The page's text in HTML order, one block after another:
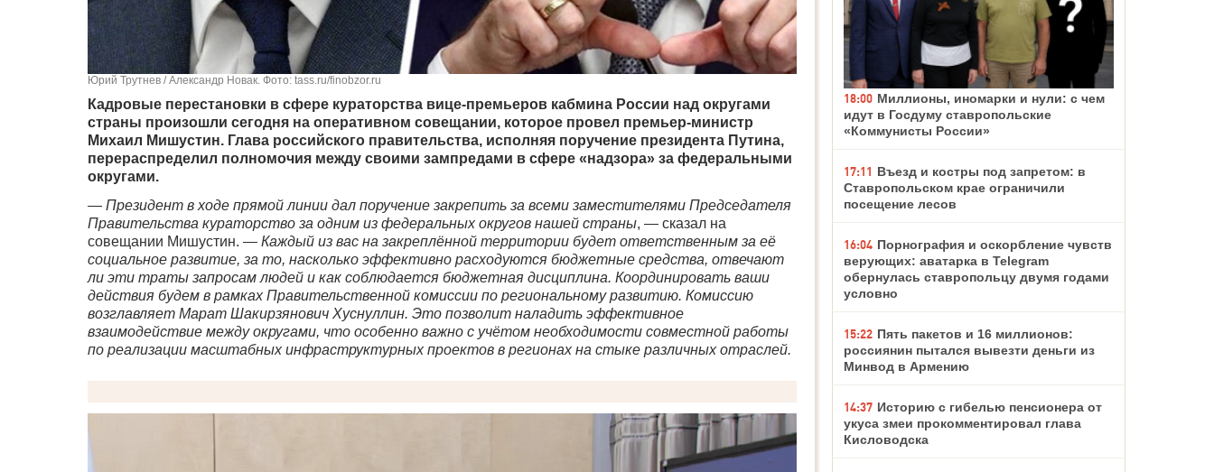
Юрий Трутнев / Александр Новак. Фото: tass.ru/finobzor.ru
Кадровые перестановки в сфере кураторства вице-премьеров кабмина России над округами
страны произошли сегодня на оперативном совещании, которое провел премьер-министр
Михаил Мишустин. Глава российского правительства, исполняя поручение президента Путина,
перераспределил полномочия между своими зампредами в сфере «надзора» за федеральными
округами.
— Президент в ходе прямой линии дал поручение закрепить за всеми заместителями Председателя
Правительства кураторство за одним из федеральных округов нашей страны, — сказал на
совещании Мишустин. — Каждый из вас на закреплённой территории будет ответственным за её
социальное развитие, за то, насколько эффективно расходуются бюджетные средства, отвечают
ли эти траты запросам людей и как соблюдается бюджетная дисциплина. Координировать ваши
действия будем в рамках Правительственной комиссии по региональному развитию. Комиссию
возглавляет Марат Шакирзянович Хуснуллин. Это позволит наладить эффективное
взаимодействие между округами, что особенно важно с учётом необходимости совместной работы
по реализации масштабных инфраструктурных проектов в регионах на стыке различных отраслей.
18:00 Миллионы, иномарки и нули: с чем
идут в Госдуму ставропольские
«Коммунисты России»
17:11 Въезд и костры под запретом: в
Ставропольском крае ограничили
посещение лесов
16:04 Порнография и оскорбление чувств
верующих: аватарка в Telegram
обернулась ставропольцу двумя годами
условно
15:22 Пять пакетов и 16 миллионов:
россиянин пытался вывезти деньги из
Минвод в Армению
14:37 Историю с гибелью пенсионера от
укуса змеи прокомментировал глава
Кисловодска